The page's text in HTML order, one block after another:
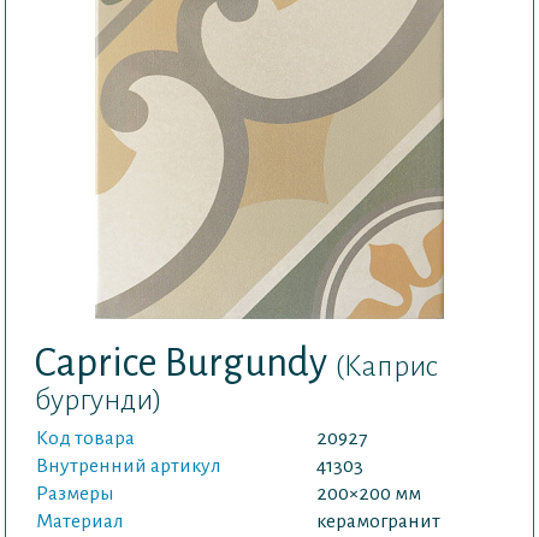
Caprice Burgundy (Каприс
бургунди)
Код товара
20927
Внутренний артикул
41303
Размеры
200×200 мм
Материал
керамогранит